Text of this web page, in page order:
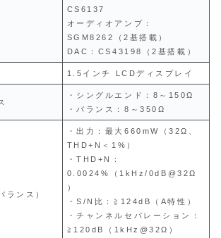
CS6137
オーディオアンプ：
SGM8262（2基搭載）
DAC：CS43198（2基搭載）
1.5インチ LCDディスプレイ
・シングルエンド：8～150Ω
・バランス：8～350Ω
ランス）
・出力：最大660mW（32Ω、
THD+N＜1%）
・THD+N：
0.0024%（1kHz/0dB@32Ω
）
・S/N比：≧124dB（A特性）
・チャンネルセパレーション：
≧120dB（1kHz@32Ω）